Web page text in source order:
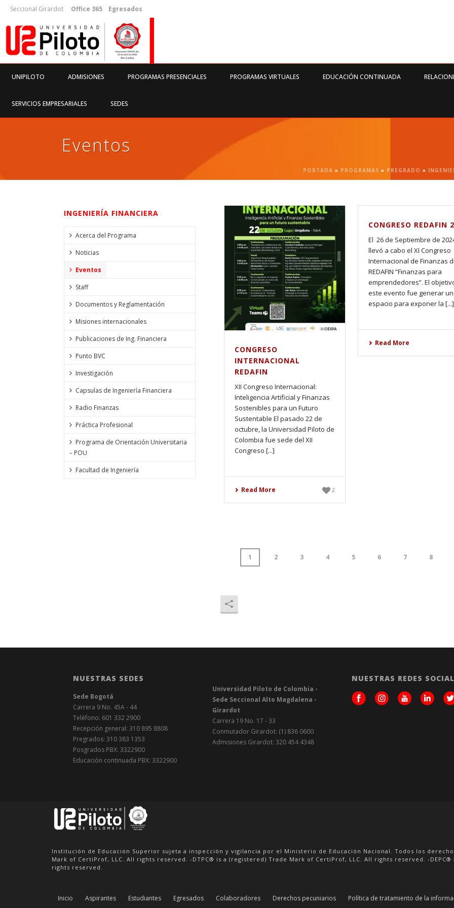
Seccional Girardot Office 365 Egresados
UNIPILOTO ADMISIONES PROGRAMAS PRESENCIALES PROGRAMAS VIRTUALES EDUCACIÓN CONTINUADA
SERVICIOS EMPRESARIALES SEDES
Eventos
PORTADA » PROGRAMAS » PREGRADO »
CONGRESO
INTERNACIONAL
REDAFIN
XII Congreso Internacional:
Inteligencia Artificial y Finanzas
Sostenibles para un Futuro
Sustentable El pasado 22 de
octubre, la Universidad Piloto de
Colombia fue sede del XII
Congreso [...]
Read More 2
CONGRESO REDAFIN
El 26 de Septiembre de
llevó a cabo el XI Congreso
Internacional de Finanzas
REDAFIN “Finanzas para
emprendedores”. El
este evento fue generar un
espacio para exponer la [...]
Read More
1 2 3 4 5 6 7 8
INGENIERÍA FINANCIERA
Acerca del Programa
Noticias
Eventos
Staff
Documentos y Reglamentación
Misiones internacionales
Publicaciones de Ing. Financiera
Punto BVC
Investigación
Capsulas de Ingeniería Financiera
Radio Finanzas
Práctica Profesional
Programa de Orientación Universitaria
– POU
Facultad de Ingeniería
NUESTRAS SEDES
Sede Bogotá
Carrera 9 No. 45A - 44
Teléfono: 601 332 2900
Recepción general: 310 895 8808
Pregrados: 310 383 1353
Posgrados PBX: 3322900
Educación continuada PBX: 3322900
Universidad Piloto de Colombia -
Sede Seccional Alto Magdalena -
Girardot
Carrera 19 No. 17 - 33
Conmutador Girardot: (1) 836 0600
Admisiones Girardot: 320 454 4348
NUESTRAS REDES
Institución de Educación Superior sujeta a inspección y vigilancia por el Ministerio de Educación Nacional. Todos los
Mark of CertiProf, LLC. All rights reserved. -DTPC® is a (registered) Trade Mark of CertiProf, LLC. All rights reserved. -
rights reserved.
Inicio Aspirantes Estudiantes Egresados Colaboradores Derechos pecuniarios Política de tratamiento de la